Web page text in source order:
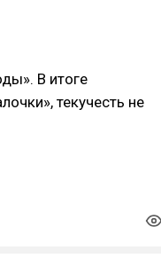
В итоге
текучесть не